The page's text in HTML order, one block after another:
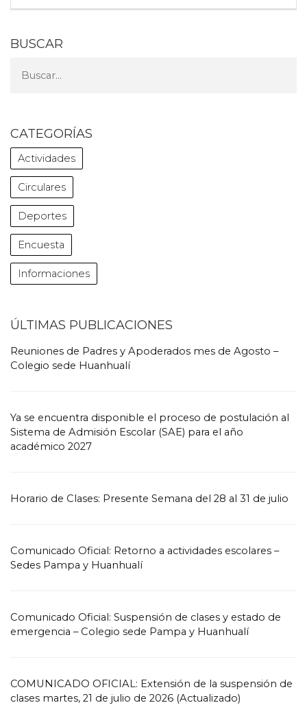
BUSCAR
CATEGORÍAS
Actividades
Circulares
Deportes
Encuesta
Informaciones
ÚLTIMAS PUBLICACIONES
Reuniones de Padres y Apoderados mes de Agosto –
Colegio sede Huanhualí
Ya se encuentra disponible el proceso de postulación al
Sistema de Admisión Escolar (SAE) para el año
académico 2027
Horario de Clases: Presente Semana del 28 al 31 de julio
Comunicado Oficial: Retorno a actividades escolares –
Sedes Pampa y Huanhualí
Comunicado Oficial: Suspensión de clases y estado de
emergencia – Colegio sede Pampa y Huanhualí
COMUNICADO OFICIAL: Extensión de la suspensión de
clases martes, 21 de julio de 2026 (Actualizado)